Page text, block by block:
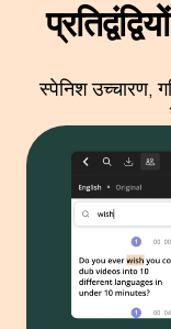
स्पेनिश उच्चारण,